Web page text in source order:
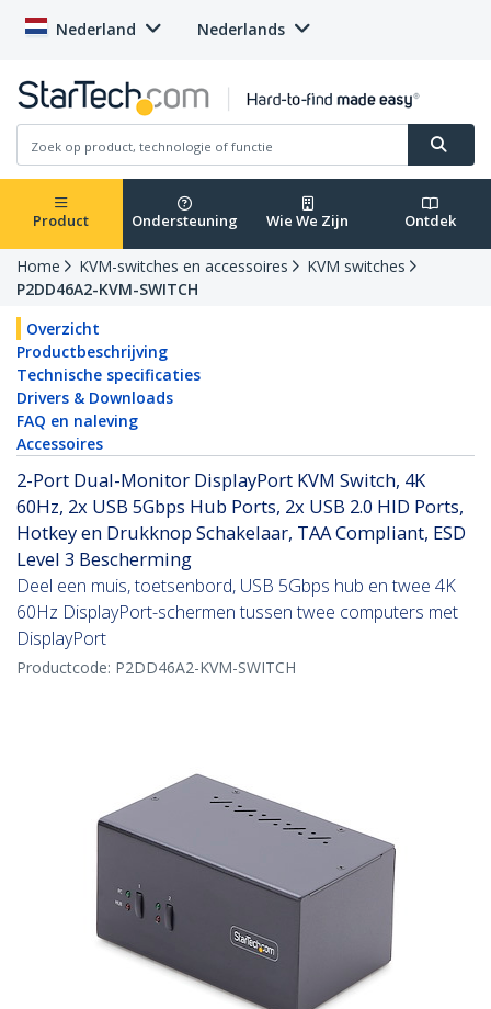
Nederland Nederlands
Product Ondersteuning Wie We Zijn Ontdek
Home KVM-switches en accessoires
KVM switches
P2DD46A2-KVM-SWITCH
Overzicht
Productbeschrijving
Technische specificaties
Drivers & Downloads
FAQ en naleving
Accessoires
2-Port Dual-Monitor DisplayPort KVM Switch, 4K
60Hz, 2x USB 5Gbps Hub Ports, 2x USB 2.0 HID Ports,
Hotkey en Drukknop Schakelaar, TAA Compliant, ESD
Level 3 Bescherming
Deel een muis, toetsenbord, USB 5Gbps hub en twee 4K
60Hz DisplayPort-schermen tussen twee computers met
DisplayPort
Productcode: P2DD46A2-KVM-SWITCH